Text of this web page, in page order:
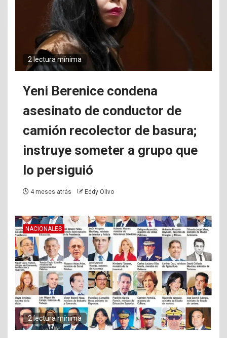
2 lectura mínima
Yeni Berenice condena
asesinato de conductor de
camión recolector de basura;
instruye someter a grupo que
lo persiguió
4 meses atrás Eddy Olivo
NACIONALES
2 lectura mínima